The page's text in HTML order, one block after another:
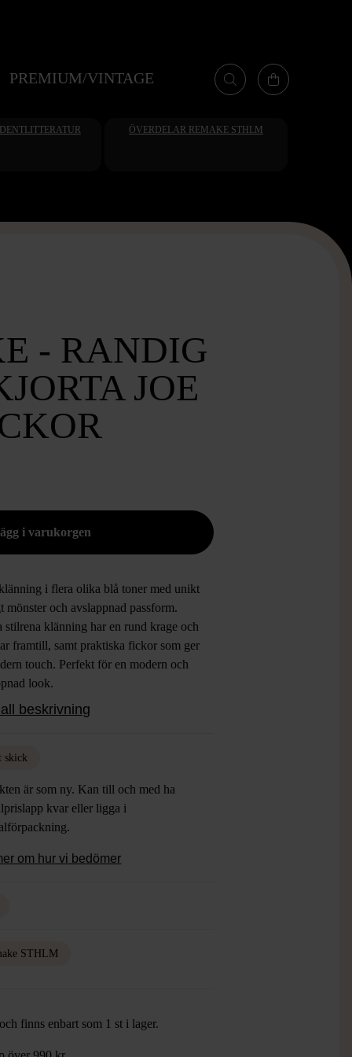
PREMIUM/VINTAGE
ÖVERDELAR REMAKE STHLM
- RANDIG
JOE
i flera olika blå toner med unikt
mönster och avslappnad passform.
stilrena klänning har en rund krage och
framtill, samt praktiska fickor som ger
touch. Perfekt för en modern och
look.
enligt Remakes egna Size Guide:
132 cm
150 cm
cm
beskrivning
skick
är som ny. Kan till och med ha
kvar eller ligga i
om hur vi bedömer
STHLM
finns enbart som 1 st i lager.